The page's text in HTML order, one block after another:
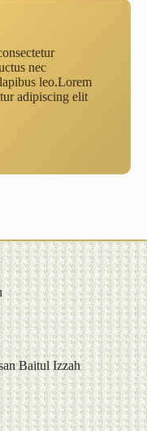
nec
leo.Lorem
adipiscing elit
Baitul Izzah